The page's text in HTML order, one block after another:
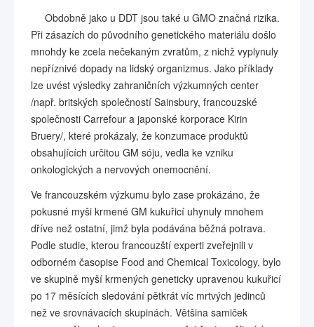
Obdobně jako u DDT jsou také u GMO značná rizika.
Při zásazích do původního genetického materiálu došlo
mnohdy ke zcela nečekaným zvratům, z nichž vyplynuly
nepříznivé dopady na lidský organizmus. Jako příklady
lze uvést výsledky zahraničních výzkumných center
/např. britských společností Sainsbury, francouzské
společnosti Carrefour a japonské korporace Kirin
Bruery/, které prokázaly, že konzumace produktů
obsahujících určitou GM sóju, vedla ke vzniku
onkologických a nervových onemocnění.
Ve francouzském výzkumu bylo zase prokázáno, že
pokusné myši krmené GM kukuřicí uhynuly mnohem
dříve než ostatní, jimž byla podávána běžná potrava.
Podle studie, kterou francouzští experti zveřejnili v
odborném časopise Food and Chemical Toxicology, bylo
ve skupině myší krmených geneticky upravenou kukuřicí
po 17 měsících sledování pětkrát víc mrtvých jedinců
než ve srovnávacích skupinách. Většina samiček